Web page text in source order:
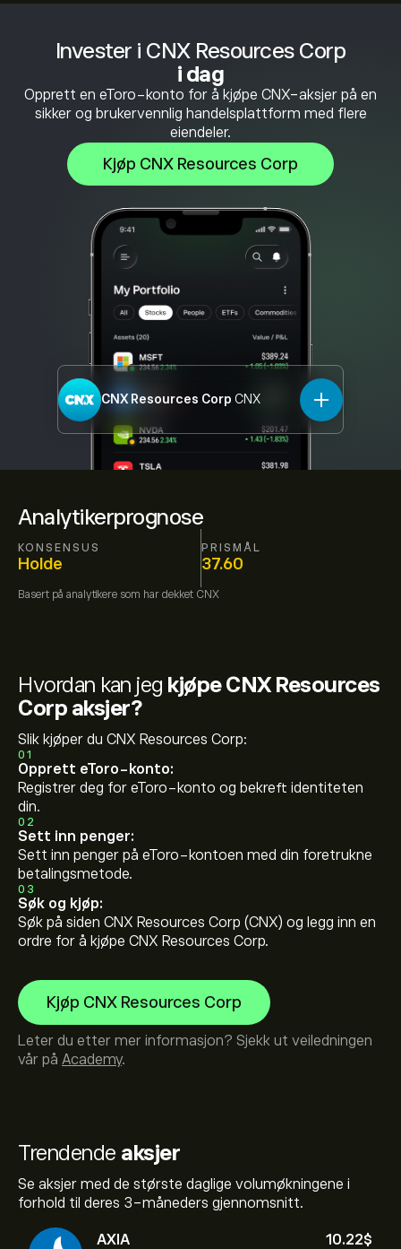
Analytikerprognose
KONSENSUS
Holde
PRISMÅL
37.60
Basert på analytikere som har dekket CNX
Invester i CNX Resources Corp
i dag
Opprett en eToro-konto for å kjøpe CNX-aksjer på en
sikker og brukervennlig handelsplattform med flere
eiendeler.
Kjøp CNX Resources Corp
CNX Resources Corp CNX
Trendende aksjer
Se aksjer med de største daglige volumøkningene i
forhold til deres 3-måneders gjennomsnitt.
AXIA
10.22‎$‎
Hvordan kan jeg kjøpe CNX Resources
Corp aksjer?
Slik kjøper du CNX Resources Corp:
01
Opprett eToro-konto:
Registrer deg for eToro-konto og bekreft identiteten
din.
02
Sett inn penger:
Sett inn penger på eToro-kontoen med din foretrukne
betalingsmetode.
03
Søk og kjøp:
Søk på siden CNX Resources Corp (CNX) og legg inn en
ordre for å kjøpe CNX Resources Corp.
Kjøp CNX Resources Corp
Leter du etter mer informasjon? Sjekk ut veiledningen
vår på Academy.